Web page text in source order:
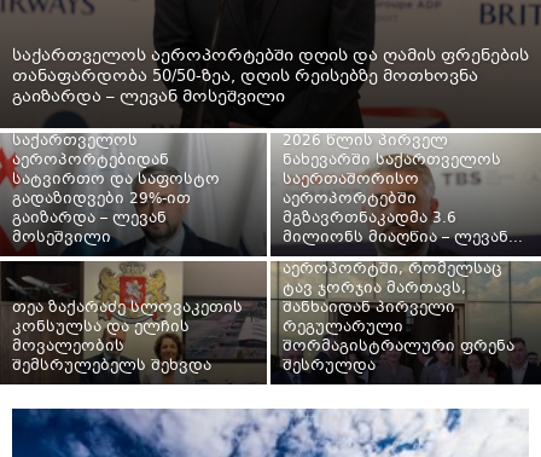
საქართველოს აეროპორტებში დღის და ღამის ფრენების
თანაფარდობა 50/50-ზეა, დღის რეისებზე მოთხოვნა
გაიზარდა – ლევან მოსეშვილი
საქართველოს
აეროპორტებიდან
სატვირთო და საფოსტო
გადაზიდვები 29%-ით
გაიზარდა – ლევან
მოსეშვილი
2026 წლის პირველ
ნახევარში საქართველოს
საერთაშორისო
აეროპორტებში
მგზავრთნაკადმა 3.6
მილიონს მიაღწია – ლევან...
თეა ზაქარაძე სლოვაკეთის
კონსულსა და ელჩის
მოვალეობის
შემსრულებელს შეხვდა
თბილისის საერთაშორისო
აეროპორტში, რომელსაც
ტავ ჯორჯია მართავს,
შანხაიდან პირველი
რეგულარული
შორმაგისტრალური ფრენა
შესრულდა